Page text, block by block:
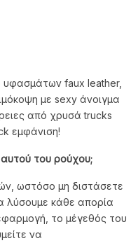
faux leather,
με sexy άνοιγμα
από χρυσά trucks
εμφάνιση!
του ρούχου;
ωστόσο μη διστάσετε
λύσουμε κάθε απορία
το μέγεθός του
να